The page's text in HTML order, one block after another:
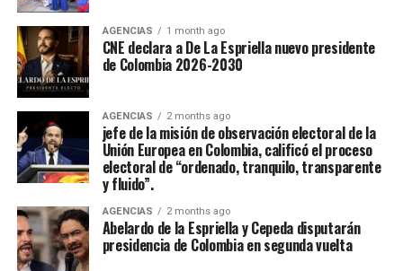
AGENCIAS 1 month ago
CNE declara a De La Espriella nuevo presidente
de Colombia 2026-2030
AGENCIAS 2 months ago
jefe de la misión de observación electoral de la
Unión Europea en Colombia, calificó el proceso
electoral de “ordenado, tranquilo, transparente
y fluido”.
AGENCIAS 2 months ago
Abelardo de la Espriella y Cepeda disputarán
presidencia de Colombia en segunda vuelta